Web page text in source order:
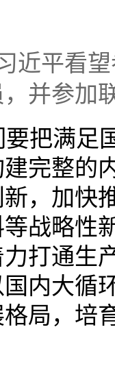
近平看
并参加
把满足
完整的
，加快
战略性
打通生
内大循
局，培